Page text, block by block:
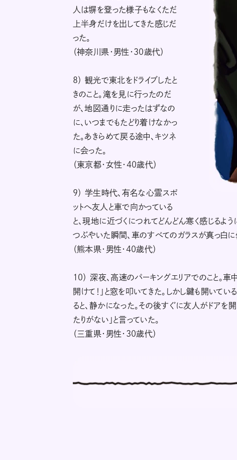
人は塀を登った様子もなくただ
上半身だけを出してきた感じだ
った。
（神奈川県・男性・30歳代）
8） 観光で東北をドライブしたと
きのこと。滝を見に行ったのだ
が、地図通りに走ったはずなの
に、いつまでもたどり着けなかっ
た。あきらめて戻る途中、キツネ
に会った。
（東京都・女性・40歳代）
9） 学生時代、有名な心霊スポ
ットへ友人と車で向かっている
と、現地に近づくにつれてどんどん寒く感じるよ
つぶやいた瞬間、車のすべてのガラスが真っ白に
（熊本県・男性・40歳代）
10） 深夜、高速のパーキングエリアでのこと。車
開けて！」と窓を叩いてきた。しかし鍵も開いて
ると、静かになった。その後すぐに友人がドアを開
たりがない」と言っていた。
（三重県・男性・30歳代）